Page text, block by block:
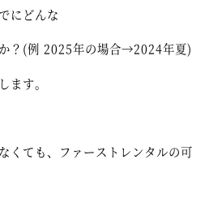
にどんな
？(例 2025年の場合→2024年夏)
ます。
くても、ファーストレンタルの可